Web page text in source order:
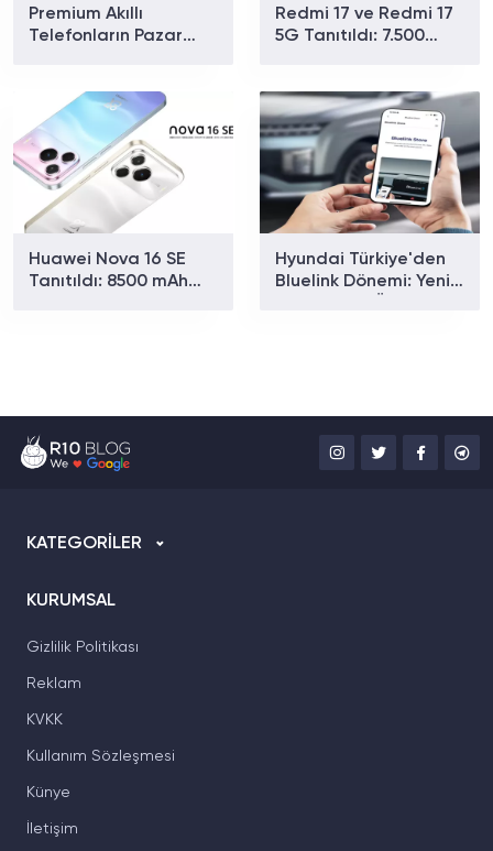
Premium Akıllı
Telefonların Pazar
Redmi 17 ve Redmi 17
5G Tanıtıldı: 7.500
Fiyat
Huawei Nova 16 SE
Tanıtıldı: 8500 mAh
Hyundai Türkiye'den
Bluelink Dönemi: Yeni
KATEGORİLER
KURUMSAL
Gizlilik Politikası
Reklam
KVKK
Kullanım Sözleşmesi
Künye
İletişim